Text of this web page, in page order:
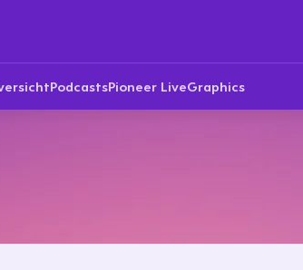
PodcastsPioneer LiveGraphics